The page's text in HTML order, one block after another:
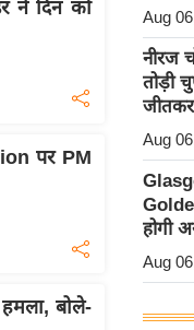
ने दिन को
पर PM
बोले-
Aug
नीरज
तोड़ी
Aug
होगी
Aug